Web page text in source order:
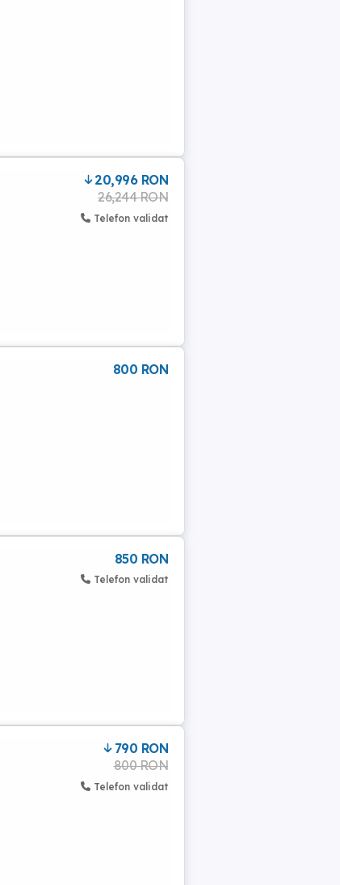
20,996 RON
26,244 RON
Telefon validat
800 RON
850 RON
Telefon validat
790 RON
800 RON
Telefon validat